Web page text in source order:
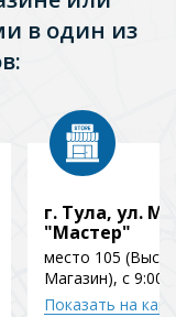
в один из
г. Тула, ул.
"Мастер"
место 105
Магазин), с 9:00
Показать на